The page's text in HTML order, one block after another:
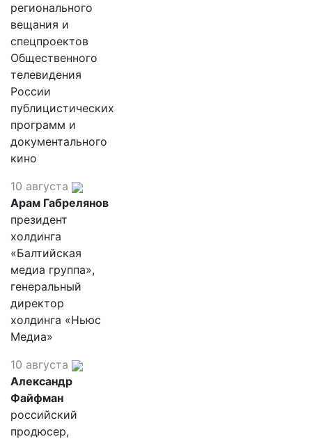
регионального
вещания и
спецпроектов
Общественного
телевидения
России
публицистических
программ и
документального
кино
10 августа
Арам Габрелянов
президент
холдинга
«Балтийская
медиа группа»,
генеральный
директор
холдинга «Ньюс
Медиа»
10 августа
Александр
Файфман
российский
продюсер,